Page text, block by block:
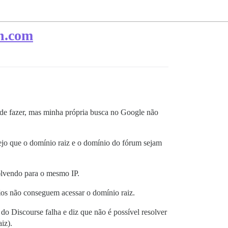
fazer, mas minha própria busca no Google não
que o domínio raiz e o domínio do fórum sejam
para o mesmo IP.
não conseguem acessar o domínio raiz.
Discourse falha e diz que não é possível resolver